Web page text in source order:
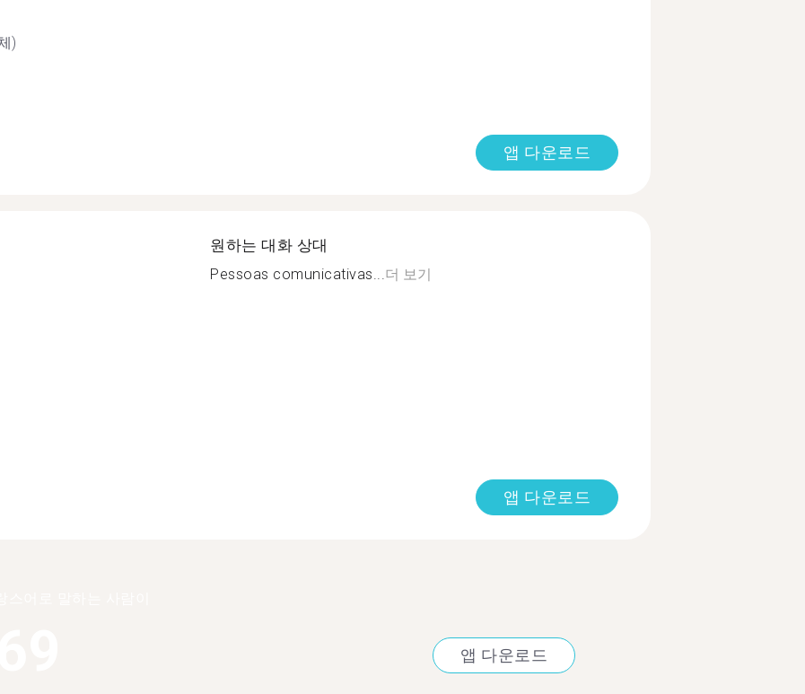
)
앱 다운로드
원하는 대화 상대
Pessoas comunicativas...더 보기
앱 다운로드
앱 다운로드